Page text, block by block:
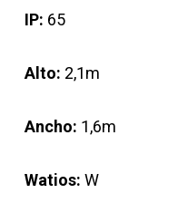
IP: 65
Alto: 2,1m
Ancho: 1,6m
Watios: W